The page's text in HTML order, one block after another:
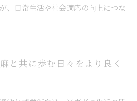
、日常生活や社会適応の向上につな
と共に歩む日々をより良く